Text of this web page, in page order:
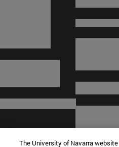
The University of Navarra